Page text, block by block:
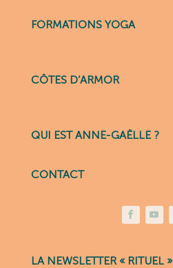
FORMATIONS YOGA
CÔTES D’ARMOR
QUI EST ANNE-GAËLLE ?
CONTACT
LA NEWSLETTER « RITUEL »